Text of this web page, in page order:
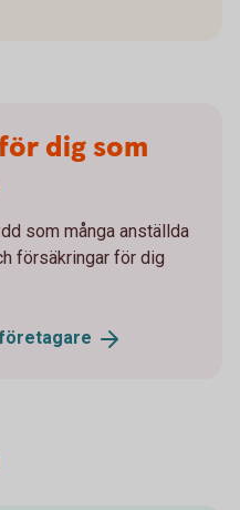
dig som
som många anställda
försäkringar för dig